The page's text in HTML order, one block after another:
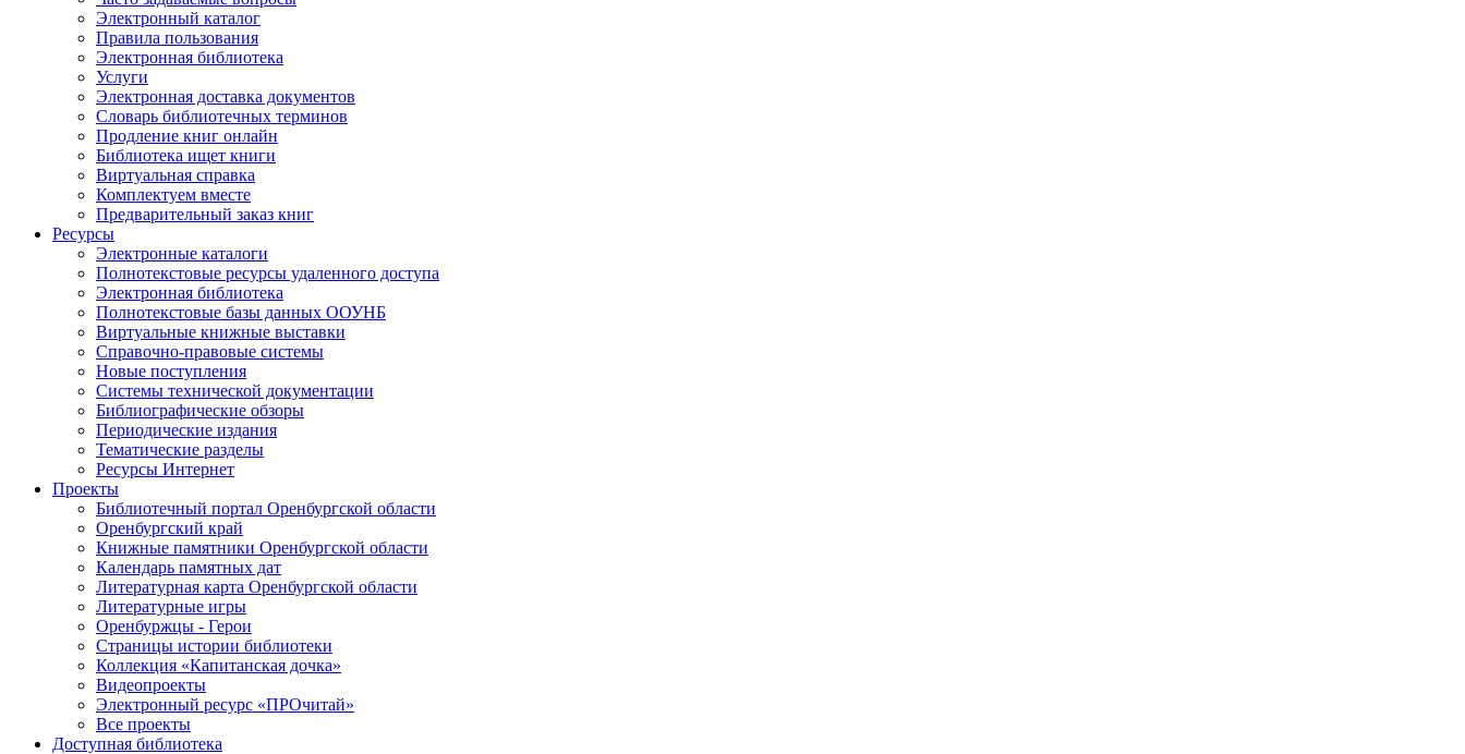
Электронный каталог
Правила пользования
Электронная библиотека
Услуги
Электронная доставка документов
Словарь библиотечных терминов
Продление книг онлайн
Библиотека ищет книги
Виртуальная справка
Комплектуем вместе
Предварительный заказ книг
Ресурсы
Электронные каталоги
Полнотекстовые ресурсы удаленного доступа
Электронная библиотека
Полнотекстовые базы данных ООУНБ
Виртуальные книжные выставки
Справочно-правовые системы
Новые поступления
Cистемы технической документации
Библиографические обзоры
Периодические издания
Тематические разделы
Ресурсы Интернет
Проекты
Библиотечный портал Оренбургской области
Оренбургский край
Книжные памятники Оренбургской области
Календарь памятных дат
Литературная карта Оренбургской области
Литературные игры
Оренбуржцы - Герои
Страницы истории библиотеки
Коллекция «Капитанская дочка»
Видеопроекты
Электронный ресурс «ПРОчитай»
Все проекты
Доступная библиотека